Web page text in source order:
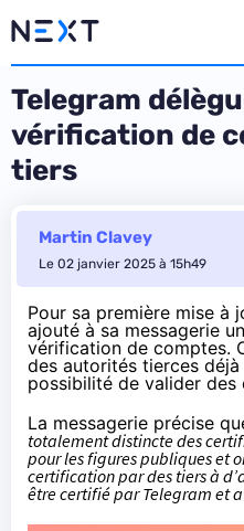
Telegram
vérification de
tiers
Martin Clavey
Le 02 janvier 2025 à 15h49
Pour sa première mise à
ajouté à sa messagerie
vérification de comptes.
des autorités tierces
possibilité de valider des
La messagerie précise
totalement distincte des
pour lesfigures publiques et
certification par des tiers à
être certifié par Telegram et